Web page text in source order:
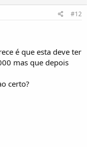
#12
é que esta deve ter
mas que depois
certo?